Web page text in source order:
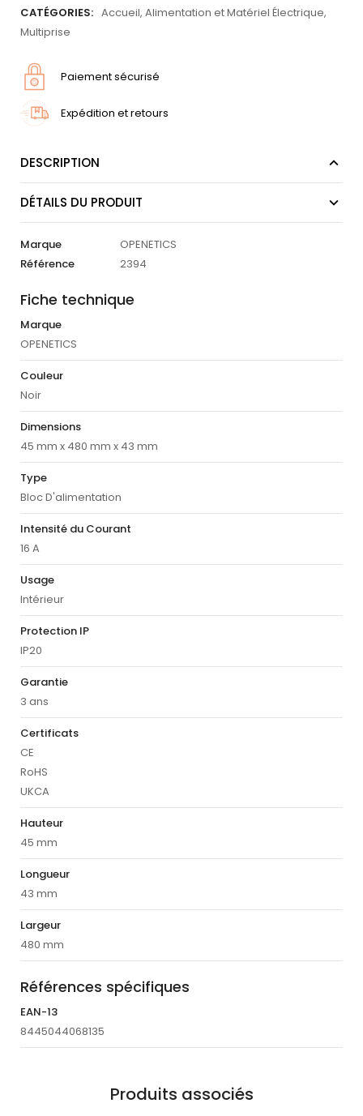
CATÉGORIES: Accueil, Alimentation et Matériel Électrique,
Multiprise
Paiement sécurisé
Expédition et retours
DESCRIPTION
DÉTAILS DU PRODUIT
Marque
OPENETICS
Référence
2394
Fiche technique
Marque
OPENETICS
Couleur
Noir
Dimensions
45 mm x 480 mm x 43 mm
Type
Bloc D'alimentation
Intensité du Courant
16 A
Usage
Intérieur
Protection IP
IP20
Garantie
3 ans
Certificats
CE
RoHS
UKCA
Hauteur
45 mm
Longueur
43 mm
Largeur
480 mm
Références spécifiques
EAN-13
8445044068135
Produits associés